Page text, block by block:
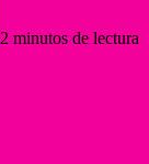
2 minutos de lectura